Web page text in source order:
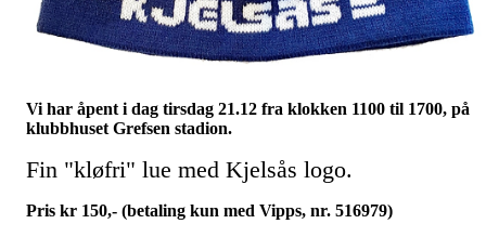
Vi har åpent i dag tirsdag 21.12 fra klokken 1100 til 1700, på
klubbhuset Grefsen stadion.
Fin "kløfri" lue med Kjelsås logo.
Pris kr 150,- (betaling kun med Vipps, nr. 516979)